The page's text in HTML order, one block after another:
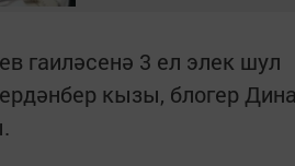
гаиләсенә 3 ел элек шул
кызы, блогер